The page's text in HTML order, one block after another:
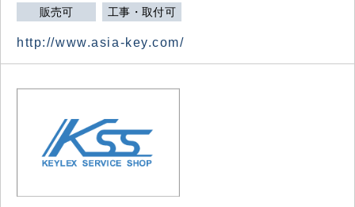
販売可 工事・取付可
http://www.asia-key.com/